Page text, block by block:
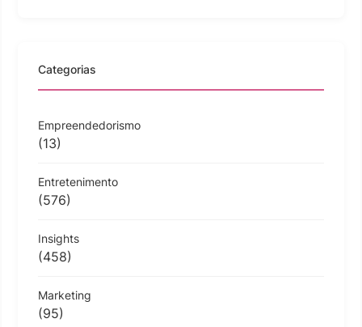
Categorias
Empreendedorismo
(13)
Entretenimento
(576)
Insights
(458)
Marketing
(95)